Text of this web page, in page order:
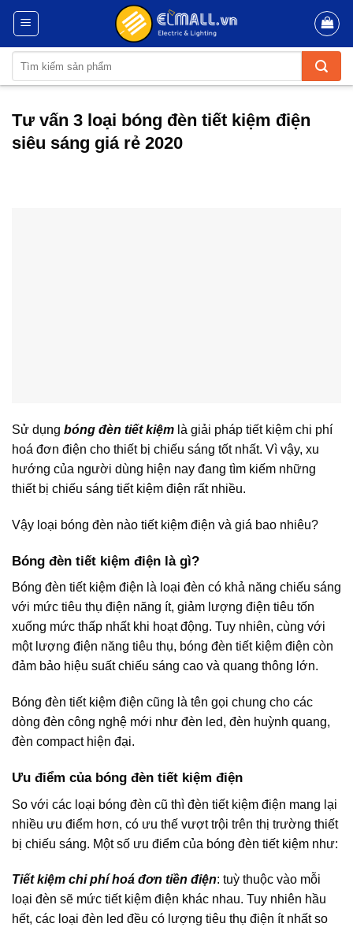
Skip
content
kiếm:
Tư vấn 3 loại bóng đèn tiết kiệm điện
siêu sáng giá rẻ 2020
Sử dụng bóng đèn tiết kiệm là giải pháp tiết kiệm chi phí
hoá đơn điện cho thiết bị chiếu sáng tốt nhất. Vì vậy, xu
hướng của người dùng hiện nay đang tìm kiếm những
thiết bị chiếu sáng tiết kiệm điện rất nhiều.
Vậy loại bóng đèn nào tiết kiệm điện và giá bao nhiêu?
Bóng đèn tiết kiệm điện là gì?
Bóng đèn tiết kiệm điện là loại đèn có khả năng chiếu sáng
với mức tiêu thụ điện năng ít, giảm lượng điện tiêu tốn
xuống mức thấp nhất khi hoạt động. Tuy nhiên, cùng với
một lượng điện năng tiêu thụ, bóng đèn tiết kiệm điện còn
đảm bảo hiệu suất chiếu sáng cao và quang thông lớn.
Bóng đèn tiết kiệm điện cũng là tên gọi chung cho các
dòng đèn công nghệ mới như đèn led, đèn huỳnh quang,
đèn compact hiện đại.
Ưu điểm của bóng đèn tiết kiệm điện
So với các loại bóng đèn cũ thì đèn tiết kiệm điện mang lại
nhiều ưu điểm hơn, có ưu thế vượt trội trên thị trường thiết
bị chiếu sáng. Một số ưu điểm của bóng đèn tiết kiệm như:
Tiết kiệm chi phí hoá đơn tiền điện: tuỳ thuộc vào mỗi
loại đèn sẽ mức tiết kiệm điện khác nhau. Tuy nhiên hầu
hết, các loại đèn led đều có lượng tiêu thụ điện ít nhất so